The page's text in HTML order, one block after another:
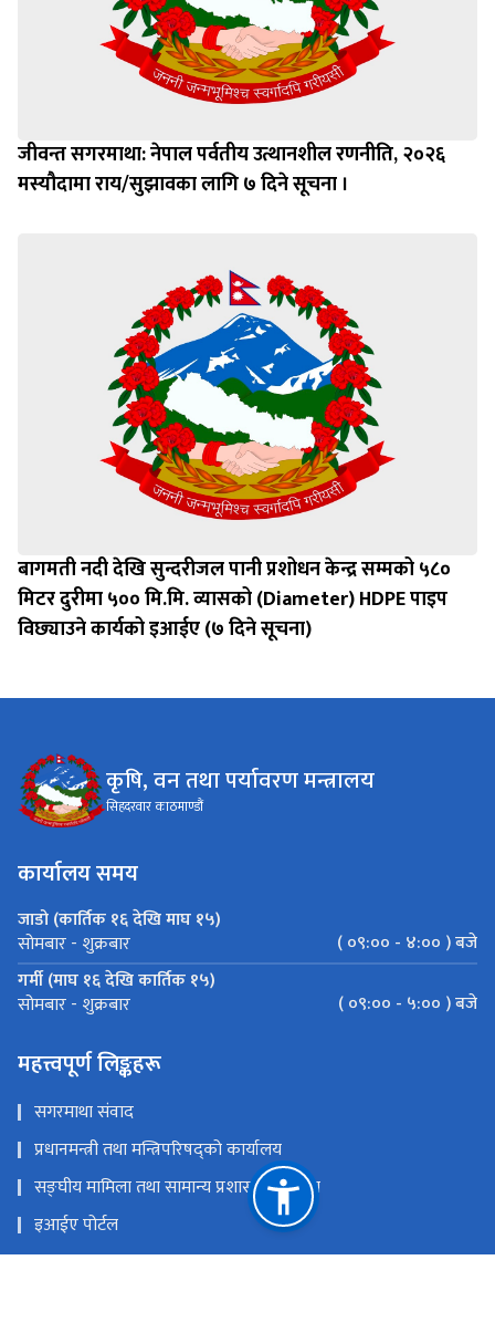
जीवन्त सगरमाथा: नेपाल पर्वतीय उत्थानशील रणनीति, २०२६
मस्यौदामा राय/सुझावका लागि ७ दिने सूचना ।
बागमती नदी देखि सुन्दरीजल पानी प्रशोधन केन्द्र सम्मको ५८०
मिटर दुरीमा ५०० मि.मि. व्यासको (Diameter) HDPE पाइप
विछ्याउने कार्यको इआईए (७ दिने सूचना)
कृषि, वन तथा पर्यावरण मन्त्रालय
सिहदरवार काठमाण्डौं
कार्यालय समय
जाडो (कार्तिक १६ देखि माघ १५)
सोमबार - शुक्रबार
( ०९:०० - ४:०० ) बजे
गर्मी (माघ १६ देखि कार्तिक १५)
सोमबार - शुक्रबार ( ०९:०० - ५:०० ) बजे
महत्त्वपूर्ण लिङ्कहरू
सगरमाथा संवाद
प्रधानमन्त्री तथा मन्त्रिपरिषद्को कार्यालय
सङ्‍घीय मामिला तथा सामान्य प्रशासन मन्त्रालय
इआईए पोर्टल
परराष्ट्र मन्त्रालय